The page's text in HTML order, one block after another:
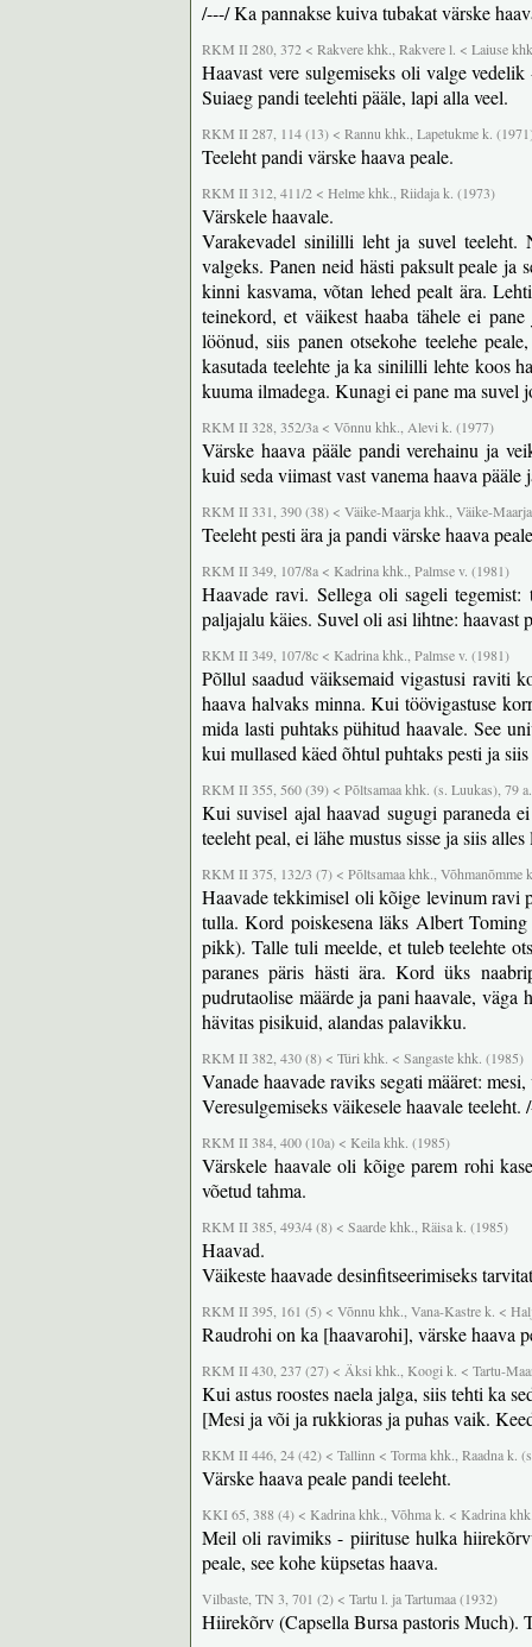
/---/ Ka pannakse kuiva tubakat värske
RKM II 280, 372 < Rakvere khk., Rakvere l. < Laiuse
Haavast vere sulgemiseks oli valge
Suiaeg pandi teelehti pääle, lapi alla veel.
RKM II 287, 114 (13) < Rannu khk., Lapetukme k.
Teeleht pandi värske haava peale.
RKM II 312, 411/2 < Helme khk., Riidaja k. (1973)
Värskele haavale.
Varakevadel sinililli leht ja suvel teeleht.
valgeks. Panen neid hästi paksult peale
kinni kasvama, võtan lehed pealt ära.
teinekord, et väikest haaba tähele ei
löönud, siis panen otsekohe teelehe
kasutada teelehte ja ka sinililli lehte koos
kuuma ilmadega. Kunagi ei pane ma suvel
RKM II 328, 352/3a < Võnnu khk., Alevi k. (1977)
Värske haava pääle pandi verehainu ja
kuid seda viimast vast vanema haava pääle
RKM II 331, 390 (38) < Väike-Maarja khk., Väike-
Teeleht pesti ära ja pandi värske haava
RKM II 349, 107/8a < Kadrina khk., Palmse v. (1981)
Haavade ravi. Sellega oli sageli tegemist:
paljajalu käies. Suvel oli asi lihtne: haavast
RKM II 349, 107/8c < Kadrina khk., Palmse v. (1981)
Põllul saadud väiksemaid vigastusi raviti
haava halvaks minna. Kui töövigastuse
mida lasti puhtaks pühitud haavale. See
kui mullased käed õhtul puhtaks pesti ja
RKM II 355, 560 (39) < Põltsamaa khk. (s. Luukas), 79
Kui suvisel ajal haavad sugugi paraneda
teeleht peal, ei lähe mustus sisse ja siis
RKM II 375, 132/3 (7) < Põltsamaa khk., Võhmanõmme
Haavade tekkimisel oli kõige levinum ravi
tulla. Kord poiskesena läks Albert
pikk). Talle tuli meelde, et tuleb teelehte
paranes päris hästi ära. Kord üks
pudrutaolise määrde ja pani haavale, väga
hävitas pisikuid, alandas palavikku.
RKM II 382, 430 (8) < Türi khk. < Sangaste khk. (1985)
Vanade haavade raviks segati määret:
Veresulgemiseks väikesele haavale teeleht.
RKM II 384, 400 (10a) < Keila khk. (1985)
Värskele haavale oli kõige parem rohi
võetud tahma.
RKM II 385, 493/4 (8) < Saarde khk., Räisa k. (1985)
Haavad.
Väikeste haavade desinfitseerimiseks
RKM II 395, 161 (5) < Võnnu khk., Vana-Kastre k. <
Raudrohi on ka [haavarohi], värske haava
RKM II 430, 237 (27) < Äksi khk., Koogi k. < Tartu-
Kui astus roostes naela jalga, siis tehti ka
[Mesi ja või ja rukkioras ja puhas vaik.
RKM II 446, 24 (42) < Tallinn < Torma khk., Raadna k.
Värske haava peale pandi teeleht.
KKI 65, 388 (4) < Kadrina khk., Võhma k. < Kadrina
Meil oli ravimiks - piirituse hulka
peale, see kohe küpsetas haava.
Vilbaste, TN 3, 701 (2) < Tartu l. ja Tartumaa (1932)
Hiirekõrv (Capsella Bursa pastoris Much).